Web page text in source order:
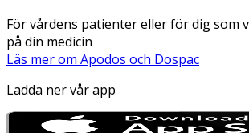
För vårdens patienter eller för dig som
på din medicin
Läs mer om Apodos och Dospac
Ladda ner vår app